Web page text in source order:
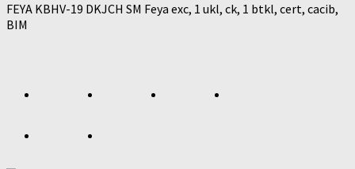
FEYA KBHV-19 DKJCH SM Feya exc, 1 ukl, ck, 1 btkl, cert, cacib,
BIM